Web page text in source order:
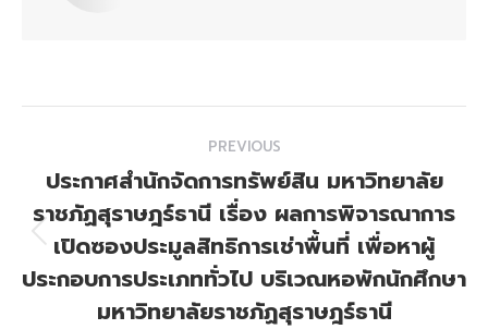
navigation
PREVIOUS
Previous
post:
ประกาศสำนักจัดการทรัพย์สิน มหาวิทยาลัย
ราชภัฏสุราษฎร์ธานี เรื่อง ผลการพิจารณาการ
เปิดซองประมูลสิทธิการเช่าพื้นที่ เพื่อหาผู้
ประกอบการประเภททั่วไป บริเวณหอพักนักศึกษา
มหาวิทยาลัยราชภัฏสุราษฎร์ธานี